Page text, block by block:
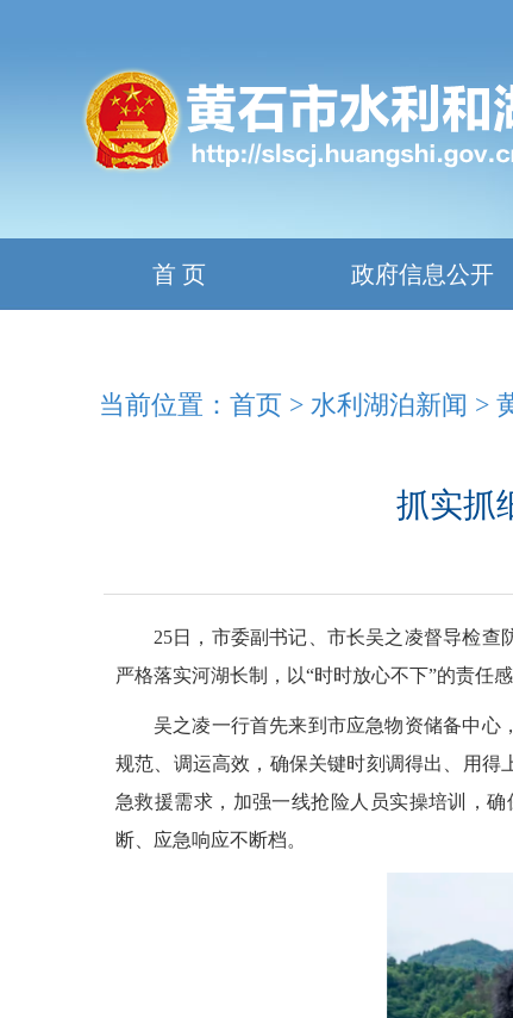
首 页 政府信息公开
当前位置： 首页 > 水利湖泊新闻 >
抓实抓
25日，市委副书记、市长吴之凌督导检查
严格落实河湖长制，以“时时放心不下”的责任
吴之凌一行首先来到市应急物资储备中心
规范、调运高效，确保关键时刻调得出、用
急救援需求，加强一线抢险人员实操培训，
断、应急响应不断档。